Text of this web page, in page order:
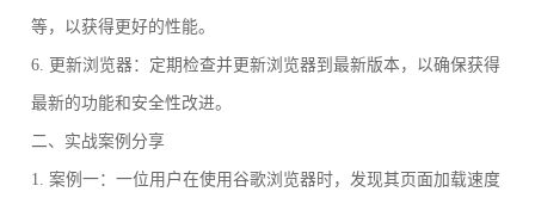
等，以获得更好的性能。
6. 更新浏览器：定期检查并更新浏览器到最新版本，以确保获得
最新的功能和安全性改进。
二、实战案例分享
1. 案例一：一位用户在使用谷歌浏览器时，发现其页面加载速度